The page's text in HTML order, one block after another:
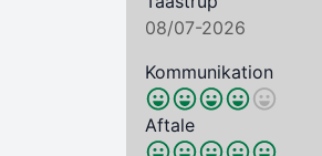
08/07-2026
Kommunikation
Aftale